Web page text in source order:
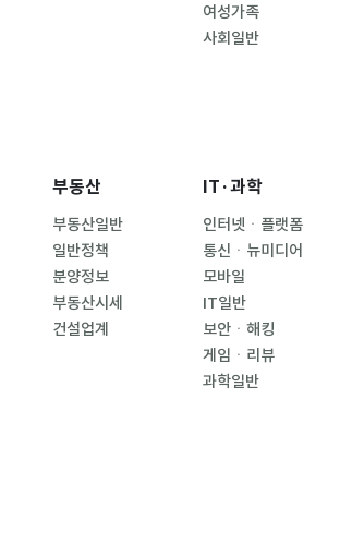
여성가족
사회일반
부동산
부동산일반
일반정책
분양정보
부동산시세
건설업계
IT·과학
인터넷ㆍ플랫폼
통신ㆍ뉴미디어
모바일
IT일반
보안ㆍ해킹
게임ㆍ리뷰
과학일반